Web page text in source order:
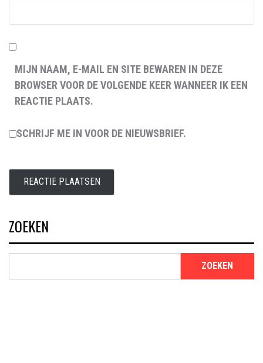
MIJN NAAM, E-MAIL EN SITE BEWAREN IN DEZE
BROWSER VOOR DE VOLGENDE KEER WANNEER IK EEN
REACTIE PLAATS.
SCHRIJF ME IN VOOR DE NIEUWSBRIEF.
ZOEKEN
ZOEKEN